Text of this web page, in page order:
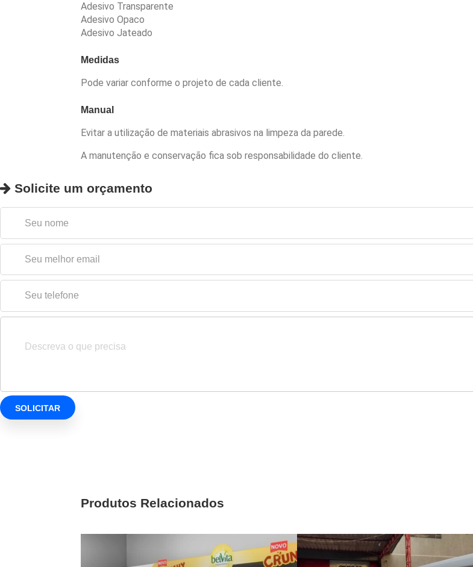
Adesivo Transparente
Adesivo Opaco
Adesivo Jateado
Medidas
Pode variar conforme o projeto de cada cliente.
Manual
Evitar a utilização de materiais abrasivos na limpeza da parede.
A manutenção e conservação fica sob responsabilidade do cliente.
Solicite um orçamento
Produtos Relacionados